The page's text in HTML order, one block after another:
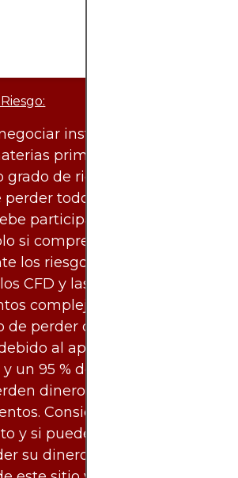
instrumentos
primas y otros activos,
de riesgo. Existe la
todo el capital
participar en estas
si comprende
los riesgos asociados.
CFD y las criptomonedas
complejos y conllevan un
de perder dinero
al apalancamiento.
un 95 % de los inversores
dinero al negociar con
Considere si entiende su
y si puede asumir el alto
su dinero.